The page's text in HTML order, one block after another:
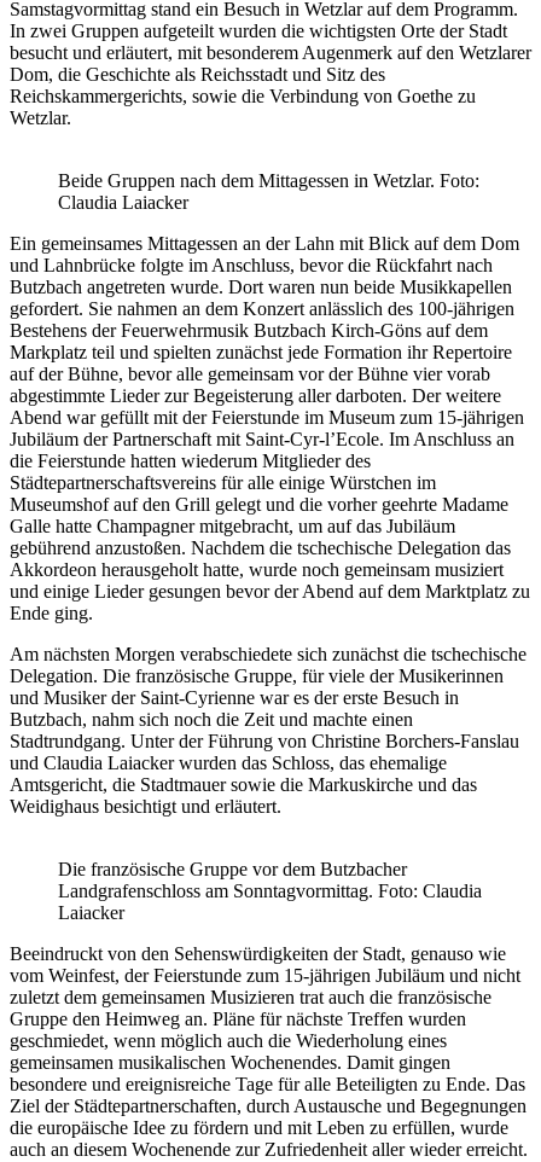
Samstagvormittag stand ein Besuch in Wetzlar auf dem Programm.
In zwei Gruppen aufgeteilt wurden die wichtigsten Orte der Stadt
besucht und erläutert, mit besonderem Augenmerk auf den Wetzlarer
Dom, die Geschichte als Reichsstadt und Sitz des
Reichskammergerichts, sowie die Verbindung von Goethe zu
Wetzlar.
Beide Gruppen nach dem Mittagessen in Wetzlar. Foto:
Claudia Laiacker
Ein gemeinsames Mittagessen an der Lahn mit Blick auf dem Dom
und Lahnbrücke folgte im Anschluss, bevor die Rückfahrt nach
Butzbach angetreten wurde. Dort waren nun beide Musikkapellen
gefordert. Sie nahmen an dem Konzert anlässlich des 100-jährigen
Bestehens der Feuerwehrmusik Butzbach Kirch-Göns auf dem
Markplatz teil und spielten zunächst jede Formation ihr Repertoire
auf der Bühne, bevor alle gemeinsam vor der Bühne vier vorab
abgestimmte Lieder zur Begeisterung aller darboten. Der weitere
Abend war gefüllt mit der Feierstunde im Museum zum 15-jährigen
Jubiläum der Partnerschaft mit Saint-Cyr-l’Ecole. Im Anschluss an
die Feierstunde hatten wiederum Mitglieder des
Städtepartnerschaftsvereins für alle einige Würstchen im
Museumshof auf den Grill gelegt und die vorher geehrte Madame
Galle hatte Champagner mitgebracht, um auf das Jubiläum
gebührend anzustoßen. Nachdem die tschechische Delegation das
Akkordeon herausgeholt hatte, wurde noch gemeinsam musiziert
und einige Lieder gesungen bevor der Abend auf dem Marktplatz zu
Ende ging.
Am nächsten Morgen verabschiedete sich zunächst die tschechische
Delegation. Die französische Gruppe, für viele der Musikerinnen
und Musiker der Saint-Cyrienne war es der erste Besuch in
Butzbach, nahm sich noch die Zeit und machte einen
Stadtrundgang. Unter der Führung von Christine Borchers-Fanslau
und Claudia Laiacker wurden das Schloss, das ehemalige
Amtsgericht, die Stadtmauer sowie die Markuskirche und das
Weidighaus besichtigt und erläutert.
Die französische Gruppe vor dem Butzbacher
Landgrafenschloss am Sonntagvormittag. Foto: Claudia
Laiacker
Beeindruckt von den Sehenswürdigkeiten der Stadt, genauso wie
vom Weinfest, der Feierstunde zum 15-jährigen Jubiläum und nicht
zuletzt dem gemeinsamen Musizieren trat auch die französische
Gruppe den Heimweg an. Pläne für nächste Treffen wurden
geschmiedet, wenn möglich auch die Wiederholung eines
gemeinsamen musikalischen Wochenendes. Damit gingen
besondere und ereignisreiche Tage für alle Beteiligten zu Ende. Das
Ziel der Städtepartnerschaften, durch Austausche und Begegnungen
die europäische Idee zu fördern und mit Leben zu erfüllen, wurde
auch an diesem Wochenende zur Zufriedenheit aller wieder erreicht.